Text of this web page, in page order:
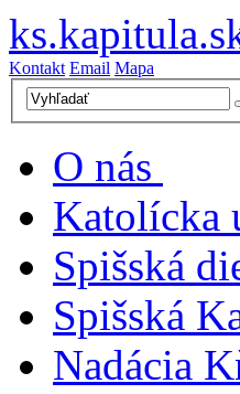
Kontakt Email Mapa
O nás
Katolícka
Spišská
Spišská
Nadácia